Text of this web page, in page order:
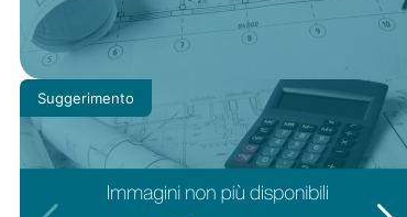
Suggerimento